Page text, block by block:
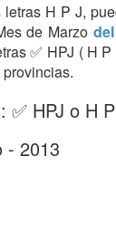
H P J,
de Marzo
✅ HPJ ( H
✅ HPJ o H
- 2013